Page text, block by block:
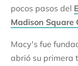
pocos pasos del
Madison Square
Macy's fue
abrió su primera